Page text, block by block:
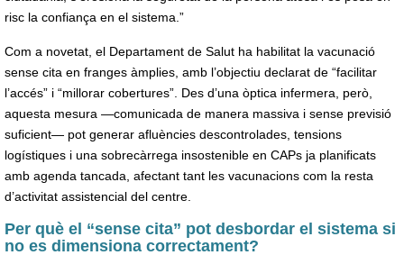
risc la confiança en el sistema.”
Com a novetat, el Departament de Salut ha habilitat la vacunació
sense cita en franges àmplies, amb l’objectiu declarat de “facilitar
l’accés” i “millorar cobertures”. Des d’una òptica infermera, però,
aquesta mesura —comunicada de manera massiva i sense previsió
suficient— pot generar afluències descontrolades, tensions
logístiques i una sobrecàrrega insostenible en CAPs ja planificats
amb agenda tancada, afectant tant les vacunacions com la resta
d’activitat assistencial del centre.
Per què el “sense cita” pot desbordar el sistema si
no es dimensiona correctament?